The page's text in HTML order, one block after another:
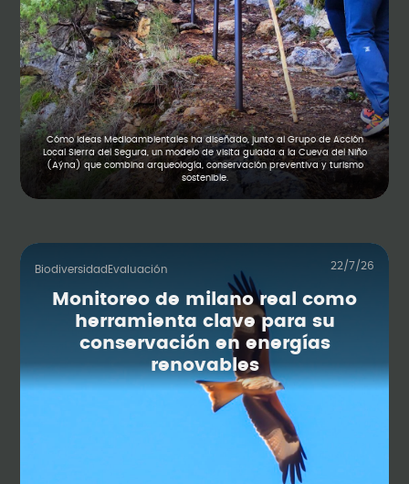
Cómo Ideas Medioambientales ha diseñado, junto al Grupo de Acción
Local Sierra del Segura, un modelo de visita guiada a la Cueva del Niño
(Aýna) que combina arqueología, conservación preventiva y turismo
sostenible.
Biodiversidad Evaluación 22/7/26
Monitoreo de milano real como
herramienta clave para su
conservación en energías
renovables